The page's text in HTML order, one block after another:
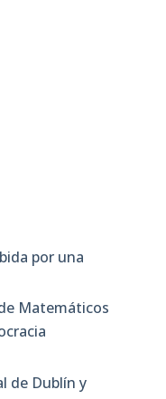
por una
Matemáticos
de Dublín y